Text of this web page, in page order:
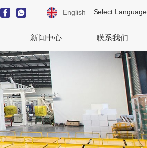
Select Language
English
新闻中心 联系我们